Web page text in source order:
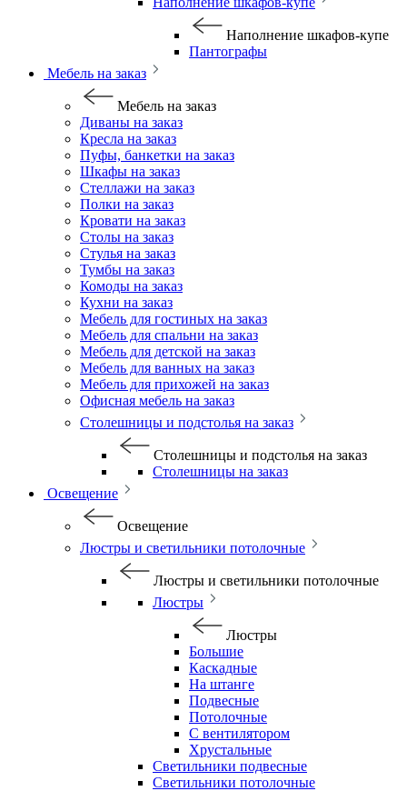
Наполнение шкафов-купе
Пантографы
Мебель на заказ
Мебель на заказ
Диваны на заказ
Кресла на заказ
Пуфы, банкетки на заказ
Шкафы на заказ
Стеллажи на заказ
Полки на заказ
Кровати на заказ
Столы на заказ
Стулья на заказ
Тумбы на заказ
Комоды на заказ
Кухни на заказ
Мебель для гостиных на заказ
Мебель для спальни на заказ
Мебель для детской на заказ
Мебель для ванных на заказ
Мебель для прихожей на заказ
Офисная мебель на заказ
Столешницы и подстолья на заказ
Столешницы и подстолья на заказ
Столешницы на заказ
Освещение
Освещение
Люстры и светильники потолочные
Люстры и светильники потолочные
Люстры
Люстры
Большие
Каскадные
На штанге
Подвесные
Потолочные
С вентилятором
Хрустальные
Светильники подвесные
Светильники потолочные